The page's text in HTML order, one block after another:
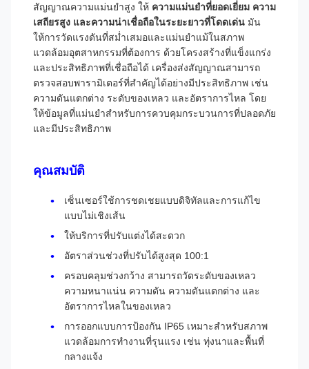
สัญญาณความแม่นยำสูง ให้ ความแม่นยำที่ยอดเยี่ยม ความ
เสถียรสูง และความน่าเชื่อถือในระยะยาวที่โดดเด่น มัน
ให้การวัดแรงดันที่สม่ำเสมอและแม่นยำแม้ในสภาพ
แวดล้อมอุตสาหกรรมที่ต้องการ ด้วยโครงสร้างที่แข็งแกร่ง
และประสิทธิภาพที่เชื่อถือได้ เครื่องส่งสัญญาณสามารถ
ตรวจสอบพารามิเตอร์ที่สำคัญได้อย่างมีประสิทธิภาพ เช่น
ความดันแตกต่าง ระดับของเหลว และอัตราการไหล โดย
ให้ข้อมูลที่แม่นยำสำหรับการควบคุมกระบวนการที่ปลอดภัย
และมีประสิทธิภาพ
คุณสมบัติ
เซ็นเซอร์ใช้การชดเชยแบบดิจิทัลและการแก้ไข
แบบไม่เชิงเส้น
ให้บริการที่ปรับแต่งได้สะดวก
อัตราส่วนช่วงที่ปรับได้สูงสุด 100:1
ครอบคลุมช่วงกว้าง สามารถวัดระดับของเหลว
ความหนาแน่น ความดัน ความดันแตกต่าง และ
อัตราการไหลในของเหลว
การออกแบบการป้องกัน IP65 เหมาะสำหรับสภาพ
แวดล้อมการทำงานที่รุนแรง เช่น ทุ่งนาและพื้นที่
กลางแจ้ง